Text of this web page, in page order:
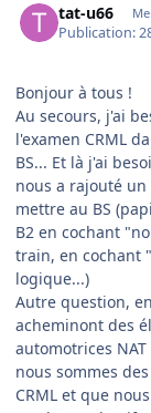
tat-u66
Publication:
Bonjour à tous !
Au secours, j'ai
l'examen CRML
BS... Et là j'ai
nous a rajouté un
mettre au BS
B2 en cochant
train, en cochant
logique...)
Autre question,
acheminont des
automotrices
nous sommes
CRML et que